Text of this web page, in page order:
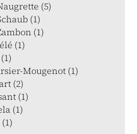
(5)
(1)
(1)
(1)
Mougenot (1)
(2)
(1)
(1)